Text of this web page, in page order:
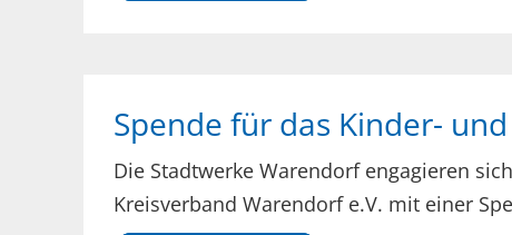
Spende für das Kinder-
Die Stadtwerke Warendorf engagieren
Kreisverband Warendorf e.V. mit einer